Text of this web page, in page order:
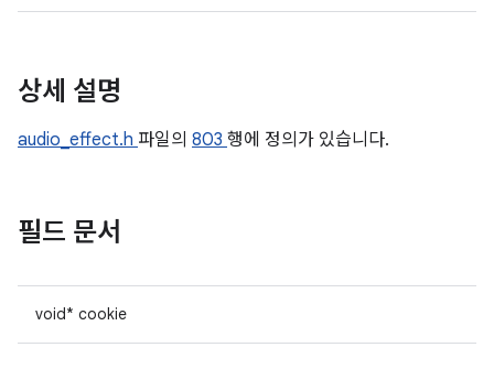
상세 설명
audio_effect.h 파일의 803 행에 정의가 있습니다.
필드 문서
void* cookie